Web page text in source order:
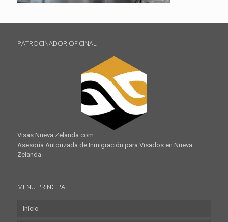
PATROCINADOR OFICINAL
Visas Nueva Zelanda.com
Asesoría Autorizada de Inmigración para Visados en Nueva
Zelanda
MENU PRINCIPAL
Inicio